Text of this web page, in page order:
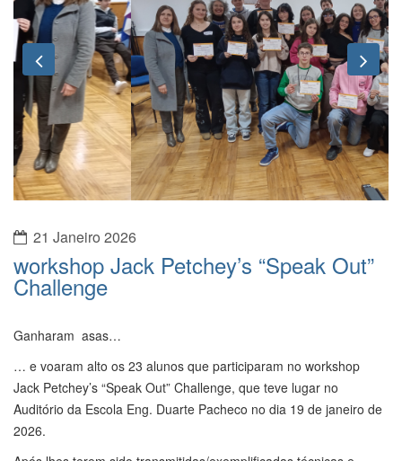
Previous
21 Janeiro 2026
workshop Jack Petchey’s “Speak Out”
Challenge
Ganharam asas…
… e voaram alto os 23 alunos que participaram no workshop
Jack Petchey’s “Speak Out” Challenge, que teve lugar no
Auditório da Escola Eng. Duarte Pacheco no dia 19 de janeiro de
2026.